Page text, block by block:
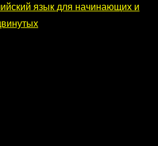
язык для начинающих и